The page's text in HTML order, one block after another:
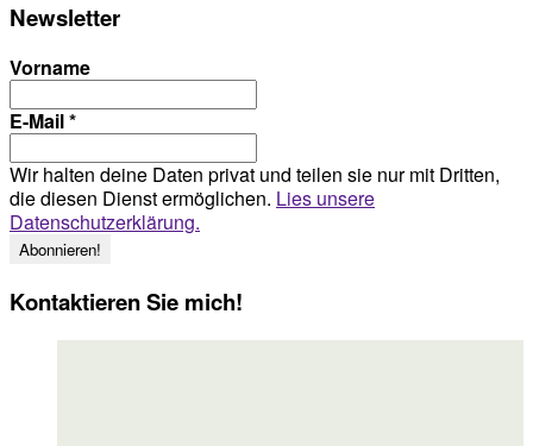
Newsletter
Vorname
E-Mail*
Wir halten deine Daten privat und teilen sie nur mit Dritten,
die diesen Dienst ermöglichen. Lies unsere
Datenschutzerklärung.
Kontaktieren Sie mich!